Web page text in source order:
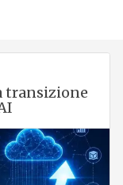
transizione